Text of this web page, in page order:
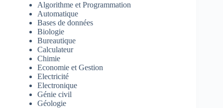
Algorithme et Programmation
Automatique
Bases de données
Biologie
Bureautique
Calculateur
Chimie
Economie et Gestion
Electricité
Electronique
Génie civil
Géologie